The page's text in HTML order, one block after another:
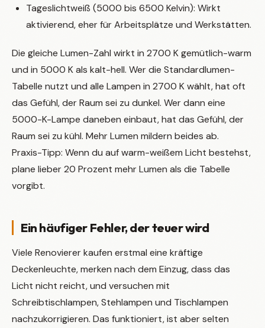
Tageslichtweiß (5000 bis 6500 Kelvin): Wirkt
aktivierend, eher für Arbeitsplätze und Werkstätten.
Die gleiche Lumen-Zahl wirkt in 2700 K gemütlich-warm
und in 5000 K als kalt-hell. Wer die Standardlumen-
Tabelle nutzt und alle Lampen in 2700 K wählt, hat oft
das Gefühl, der Raum sei zu dunkel. Wer dann eine
5000-K-Lampe daneben einbaut, hat das Gefühl, der
Raum sei zu kühl. Mehr Lumen mildern beides ab.
Praxis-Tipp: Wenn du auf warm-weißem Licht bestehst,
plane lieber 20 Prozent mehr Lumen als die Tabelle
vorgibt.
Ein häufiger Fehler, der teuer wird
Viele Renovierer kaufen erstmal eine kräftige
Deckenleuchte, merken nach dem Einzug, dass das
Licht nicht reicht, und versuchen mit
Schreibtischlampen, Stehlampen und Tischlampen
nachzukorrigieren. Das funktioniert, ist aber selten